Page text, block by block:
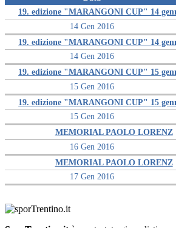
14 Gen 2016
19. edizione "MARANGONI CUP" 14
14 Gen 2016
19. edizione "MARANGONI CUP" 14
15 Gen 2016
19. edizione "MARANGONI CUP" 15
15 Gen 2016
19. edizione "MARANGONI CUP" 15
16 Gen 2016
MEMORIAL PAOLO LORENZ
17 Gen 2016
MEMORIAL PAOLO LORENZ